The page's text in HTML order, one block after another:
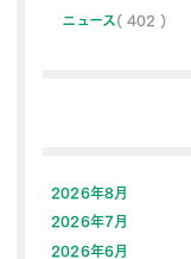
ニュース ( 402 )
2026年8月
2026年7月
2026年6月